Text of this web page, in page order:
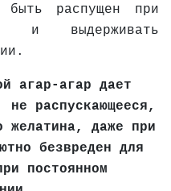
распущен при
и выдерживать
агар-агар дает
распускающееся,
желатина, даже при
безвреден для
постоянном